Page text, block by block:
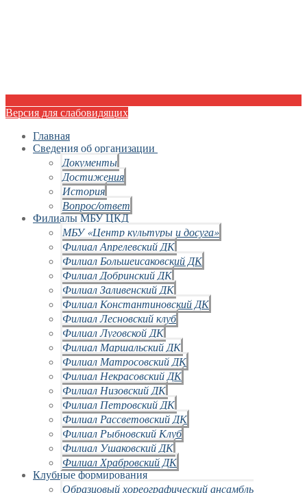
Версия для слабовидящих
Главная
Сведения об организации
Документы
Достижения
История
Вопрос/ответ
Филиалы МБУ ЦКД
МБУ «Центр культуры и досуга»
Филиал Апрелевский ДК
Филиал Большеисаковский ДК
Филиал Добринский ДК
Филиал Заливенский ДК
Филиал Константиновский ДК
Филиал Лесновский клуб
Филиал Луговской ДК
Филиал Маршальский ДК
Филиал Матросовский ДК
Филиал Некрасовский ДК
Филиал Низовский ДК
Филиал Петровский ДК
Филиал Рассветовский ДК
Филиал Рыбновский Клуб
Филиал Ушаковский ДК
Филиал Храбровский ДК
Клубные формирования
Образцовый хореографический ансамбль